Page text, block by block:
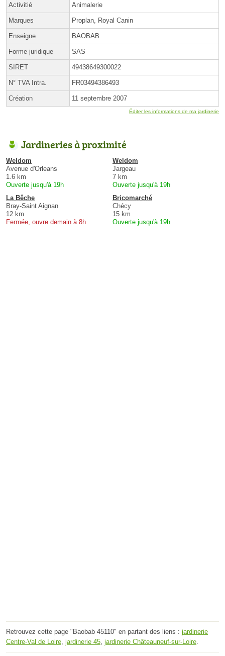
Activitié Animalerie
Marques Proplan, Royal Canin
Enseigne BAOBAB
Forme juridique SAS
SIRET 49438649300022
N° TVA Intra. FR03494386493
Création 11 septembre 2007
Éditer les informations de ma jardinerie
Jardineries à proximité
Weldom
Avenue d'Orleans
1.6 km
Ouverte jusqu'à 19h
Weldom
Jargeau
7 km
Ouverte jusqu'à 19h
La Bêche
Bray-Saint Aignan
12 km
Fermée, ouvre demain à 8h
Bricomarché
Chécy
15 km
Ouverte jusqu'à 19h
Retrouvez cette page "Baobab 45110" en partant des liens : jardinerie
Centre-Val de Loire jardinerie 45 jardinerie Châteauneuf-sur-Loire